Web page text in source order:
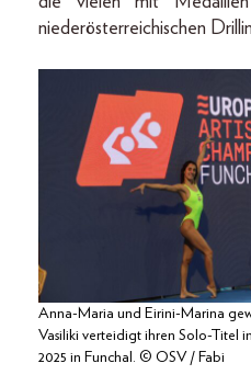
niederösterreichischen
Anna-Maria und Eirini-Marina
Vasiliki verteidigt ihren Solo-Titel
2025 in Funchal. © OSV / Fabi